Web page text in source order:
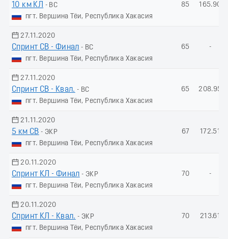
10 км КЛ
- ВС
пгт. Вершина Тёи, Республика Хакасия
85 165.90
27.11.2020
Спринт СВ - Финал - ВС
пгт. Вершина Тёи, Республика Хакасия
65 -
27.11.2020
Спринт СВ - Квал. - ВС
пгт. Вершина Тёи, Республика Хакасия
65 208.95
21.11.2020
5 км СВ - ЭКР
пгт. Вершина Тёи, Республика Хакасия
67 172.51
20.11.2020
Спринт КЛ - Финал - ЭКР
пгт. Вершина Тёи, Республика Хакасия
70 -
20.11.2020
Спринт КЛ - Квал. - ЭКР
пгт. Вершина Тёи, Республика Хакасия
70 213.61